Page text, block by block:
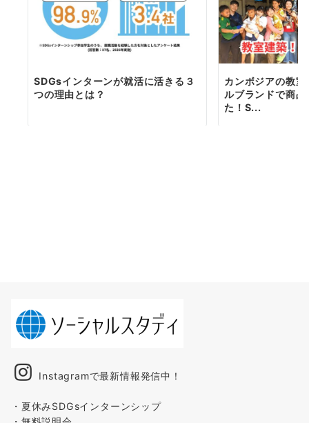
SDGsインターンが就活に活きる３
つの理由とは？
カンボジアの教
ルブランドで商
た！S...
Instagramで最新情報発信中！
・夏休みSDGsインターンシップ